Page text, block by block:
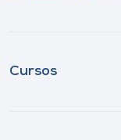
Cursos